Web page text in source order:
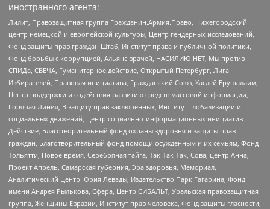
иностранного агента:
Лилит, Правозащитная группа Гражданин.Армия.Право, Нижегородский
центр немецкой и европейской культуры, Центр гендерных исследований,
Фонд защиты прав граждан Штаб, Институт права и публичной политики,
Фонд борьбы с коррупцией, Альянс врачей, НАСИЛИЮ.НЕТ, Мы против
СПИДа, СВЕЧА, Гуманитарное действие, Открытый Петербург, Лига
Избирателей, Правовая инициатива, Гражданский Союз, Хасдей Ерушалаим,
Центр поддержки и содействия развитию средств массовой информации,
Горячая Линия, В защиту прав заключенных, Институт глобализации и
социальных движений, Центр социально-информационных инициатив
Действие, Благотворительный фонд охраны здоровья и защиты прав
граждан, Благотворительный фонд помощи осужденным и их семьям, Фонд
Тольятти, Новое время, Серебряная тайга, Так-Так-Так, Сова, центр Анна,
Проект Апрель, Самарская губерния, Эра здоровья, Мемориал,
Аналитический Центр Юрия Левады, Издательство Парк Гагарина, Фонд
имени Андрея Рылькова, Сфера, Центр СИБАЛЬТ, Уральская правозащитная
группа, Женщины Евразии, Институт прав человека, Фонд защиты гласности,